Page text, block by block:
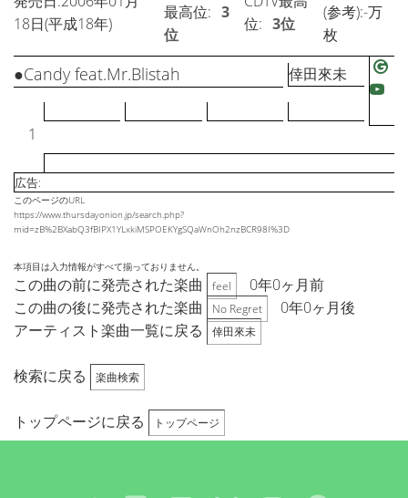
18日(平成18年)
最高位: 3
位
位: 3位
(参考):-万
枚
1
●Candy feat.Mr.Blistah 倖田來未
広告:
このページのURL
https://www.thursdayonion.jp/search.php?
mid=zB%2BXabQ3fBIPX1YLxkiMSPOEKYgSQaWnOh2nzBCR98I%3D
本項目は入力情報がすべて揃っておりません。
この曲の前に発売された楽曲 feel
0年0ヶ月前
この曲の後に発売された楽曲
No Regret
0年0ヶ月後
アーティスト楽曲一覧に戻る
倖田來未
検索に戻る 楽曲検索
トップページに戻る トップページ